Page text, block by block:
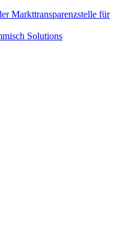
Markttransparenzstelle für
Solutions